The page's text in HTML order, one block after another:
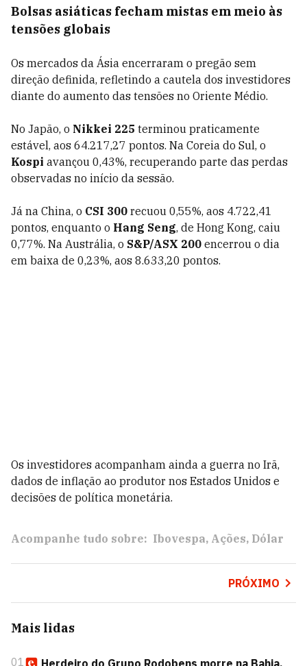
Bolsas asiáticas fecham mistas em meio às
tensões globais
Os mercados da Ásia encerraram o pregão sem
direção definida, refletindo a cautela dos investidores
diante do aumento das tensões no Oriente Médio.
No Japão, o Nikkei 225 terminou praticamente
estável, aos 64.217,27 pontos. Na Coreia do Sul, o
Kospi avançou 0,43%, recuperando parte das perdas
observadas no início da sessão.
Já na China, o CSI 300 recuou 0,55%, aos 4.722,41
pontos, enquanto o Hang Seng, de Hong Kong, caiu
0,77%. Na Austrália, o S&P/ASX 200 encerrou o dia
em baixa de 0,23%, aos 8.633,20 pontos.
Os investidores acompanham ainda a guerra no Irã,
dados de inflação ao produtor nos Estados Unidos e
decisões de política monetária.
Acompanhe tudo sobre: Ibovespa Ações Dólar
PRÓXIMO
Mais lidas
01 Herdeiro do Grupo Rodobens morre na Bahia,